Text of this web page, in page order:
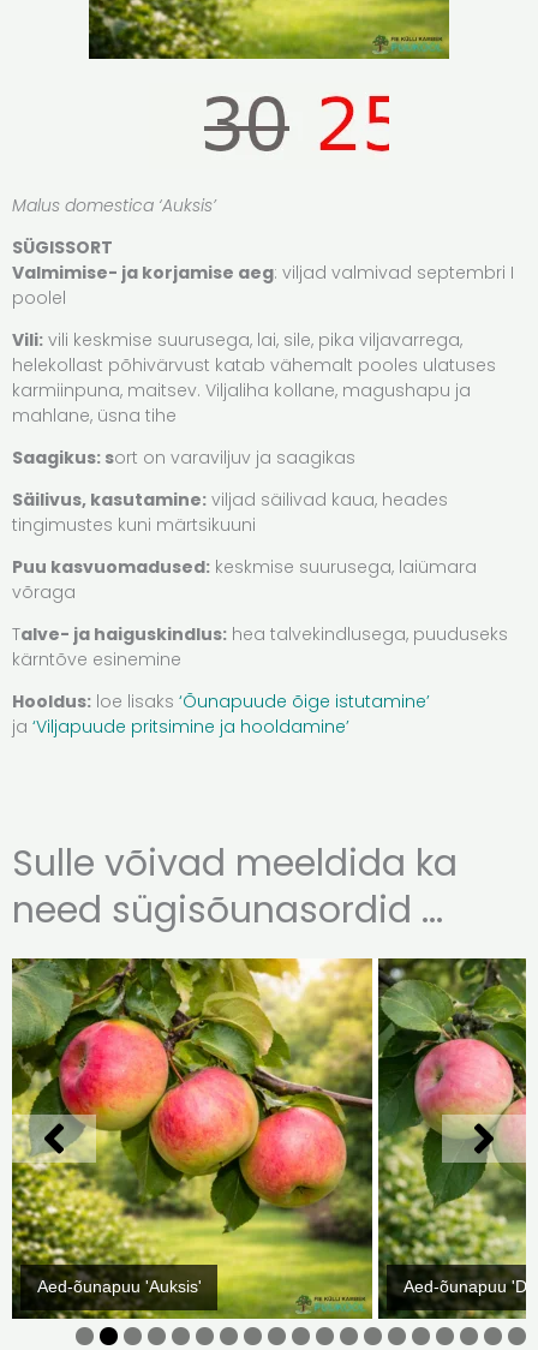
Malus domestica ‘Auksis’
SÜGISSORT
Valmimise- ja korjamise aeg: viljad valmivad septembri I
poolel
Vili: vili keskmise suurusega, lai, sile, pika viljavarrega,
helekollast põhivärvust katab vähemalt pooles ulatuses
karmiinpuna, maitsev. Viljaliha kollane, magushapu ja
mahlane, üsna tihe
Saagikus: sort on varaviljuv ja saagikas
Säilivus, kasutamine: viljad säilivad kaua, heades
tingimustes kuni märtsikuuni
Puu kasvuomadused: keskmise suurusega, laiümara
võraga
Talve- ja haiguskindlus: hea talvekindlusega, puuduseks
kärntõve esinemine
Hooldus: loe lisaks ‘Õunapuude õige istutamine’
ja ‘Viljapuude pritsimine ja hooldamine’
Sulle võivad meeldida ka
need sügisõunasordid ...
Aed-õunapuu 'Auksis' Aed-õunapuu